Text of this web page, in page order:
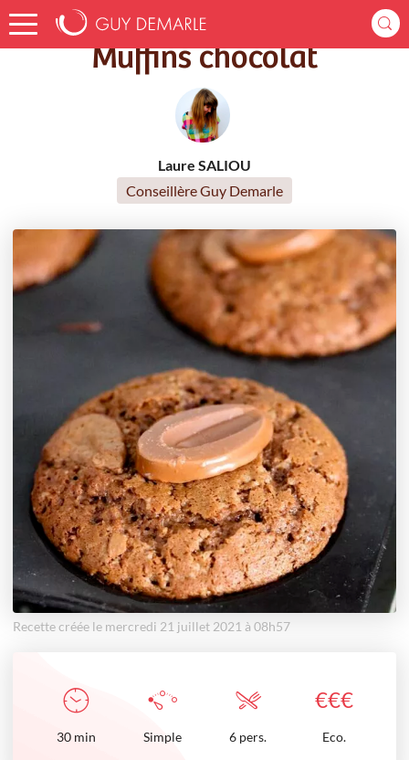
Accueil Recettes Muffins chocolat
Muffins chocolat
Laure SALIOU
Conseillère Guy Demarle
Recette créée le mercredi 21 juillet 2021 à 08h57
€€€
30 min Simple 6 pers. Eco.